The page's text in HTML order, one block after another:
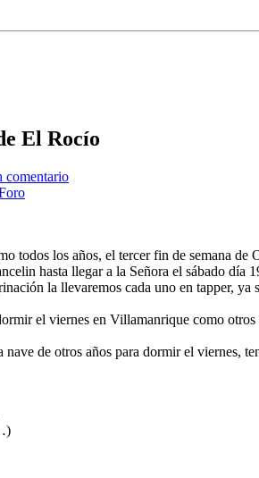
El Rocío
comentario
todos los años, el tercer fin de semana de
hasta llegar a la Señora el sábado día
la llevaremos cada uno en tapper,
el viernes en Villamanrique como
de otros años para dormir el viernes,